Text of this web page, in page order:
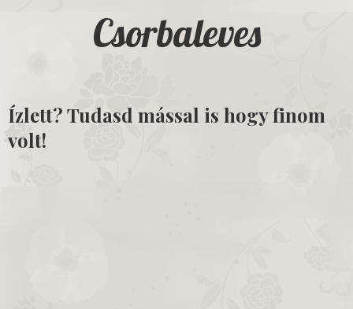
Csorbaleves
Ízlett? Tudasd mással is hogy finom
volt!